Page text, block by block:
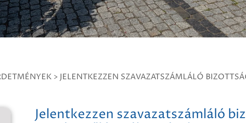
> JELENTKEZZEN SZAVAZATSZÁMLÁLÓ
Jelentkezzen szavazatszámláló